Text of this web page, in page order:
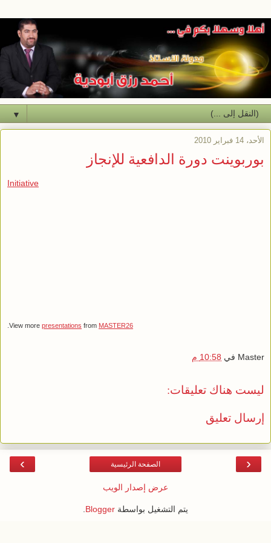
▼
الأحد، 14 فبراير 2010
بوربوينت دورة الدافعية للإنجاز
Initiative
View more presentations from MASTER26
Master في 10:58 م
ليست هناك تعليقات:
إرسال تعليق
‹
› الصفحة الرئيسية
عرض إصدار الويب
يتم التشغيل بواسطة Blogger